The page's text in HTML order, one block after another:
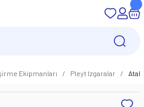
Ekipmanları Pleyt Izgaralar